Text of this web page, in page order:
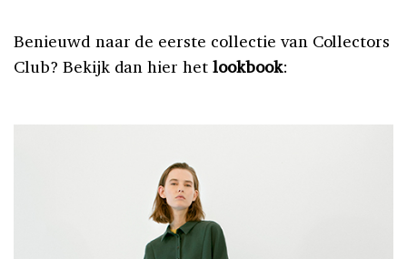
Benieuwd naar de eerste collectie van Collectors
Club? Bekijk dan hier hetlookbook: